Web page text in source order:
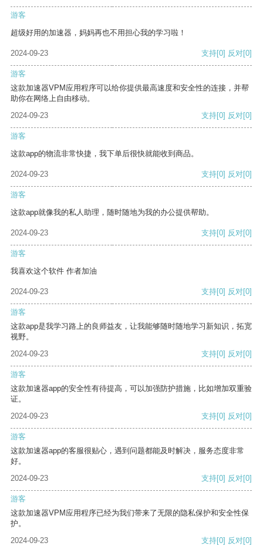
游客
超级好用的加速器，妈妈再也不用担心我的学习啦！
2024-09-23 支持[0] 反对[0]
游客
这款加速器VPM应用程序可以给你提供最高速度和安全性的连接，并帮
助你在网络上自由移动。
2024-09-23
支持[0] 反对[0]
游客
这款app的物流非常快捷，我下单后很快就能收到商品。
2024-09-23 支持[0] 反对[0]
游客
这款app就像我的私人助理，随时随地为我的办公提供帮助。
2024-09-23 支持[0] 反对[0]
游客
我喜欢这个软件 作者加油
2024-09-23 支持[0] 反对[0]
游客
这款app是我学习路上的良师益友，让我能够随时随地学习新知识，拓宽
视野。
2024-09-23
支持[0] 反对[0]
游客
这款加速器app的安全性有待提高，可以加强防护措施，比如增加双重验
证。
2024-09-23
支持[0] 反对[0]
游客
这款加速器app的客服很贴心，遇到问题都能及时解决，服务态度非常
好。
2024-09-23
支持[0] 反对[0]
游客
这款加速器VPM应用程序已经为我们带来了无限的隐私保护和安全性保
护。
2024-09-23
支持[0] 反对[0]